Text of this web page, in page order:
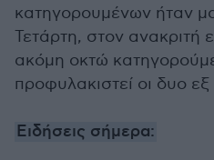
κατηγορουμένων ήταν
Τετάρτη, στον ανακριτή
ακόμη οκτώ
προφυλακιστεί οι δυο
Ειδήσεις σήμερα: